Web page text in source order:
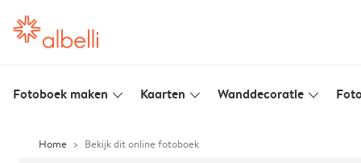
Fotoboek maken slim_arrow_down Kaarten slim_arrow_down Wanddecoratie slim_arrow_down
Home Bekijk dit online fotoboek